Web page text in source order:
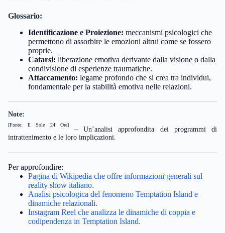
Glossario:
Identificazione e Proiezione: meccanismi psicologici che
permettono di assorbire le emozioni altrui come se fossero
proprie.
Catarsi: liberazione emotiva derivante dalla visione o dalla
condivisione di esperienze traumatiche.
Attaccamento: legame profondo che si crea tra individui,
fondamentale per la stabilità emotiva nelle relazioni.
Note:
[Fonte: Il Sole 24 Ore]
– Un’analisi approfondita dei programmi di
intrattenimento e le loro implicazioni.
Per approfondire:
Pagina di Wikipedia che offre informazioni generali sul
reality show italiano.
Analisi psicologica del fenomeno Temptation Island e
dinamiche relazionali.
Instagram Reel che analizza le dinamiche di coppia e
codipendenza in Temptation Island.